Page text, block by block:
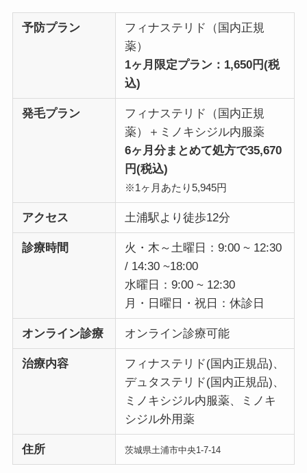
予防プラン
フィナステリド（国内正規
薬）
1ヶ月限定プラン：1,650円(税
込)
発毛プラン
フィナステリド（国内正規
薬）＋ミノキシジル内服薬
6ヶ月分まとめて処方で35,670
円(税込)
※1ヶ月あたり5,945円
アクセス 土浦駅より徒歩12分
診療時間
火・木～土曜日：9:00 ~ 12:30
/ 14:30 ~18:00
水曜日：9:00 ~ 12:30
月・日曜日・祝日：休診日
オンライン診療 オンライン診療可能
治療内容
フィナステリド(国内正規品)、
デュタステリド(国内正規品)、
ミノキシジル内服薬、ミノキ
シジル外用薬
住所 茨城県土浦市中央1-7-14